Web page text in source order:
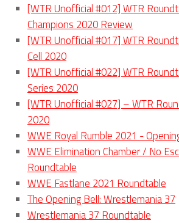
[WTR Unofficial #012] WTR
Champions 2020 Review
[WTR Unofficial #017] WTR
Cell 2020
[WTR Unofficial #022] WTR
Series 2020
[WTR Unofficial #027] – WTR
2020
WWE Royal Rumble 2021 -
WWE Elimination Chamber / No
Roundtable
WWE Fastlane 2021 Roundtable
The Opening Bell: Wrestlemania 37
Wrestlemania 37 Roundtable